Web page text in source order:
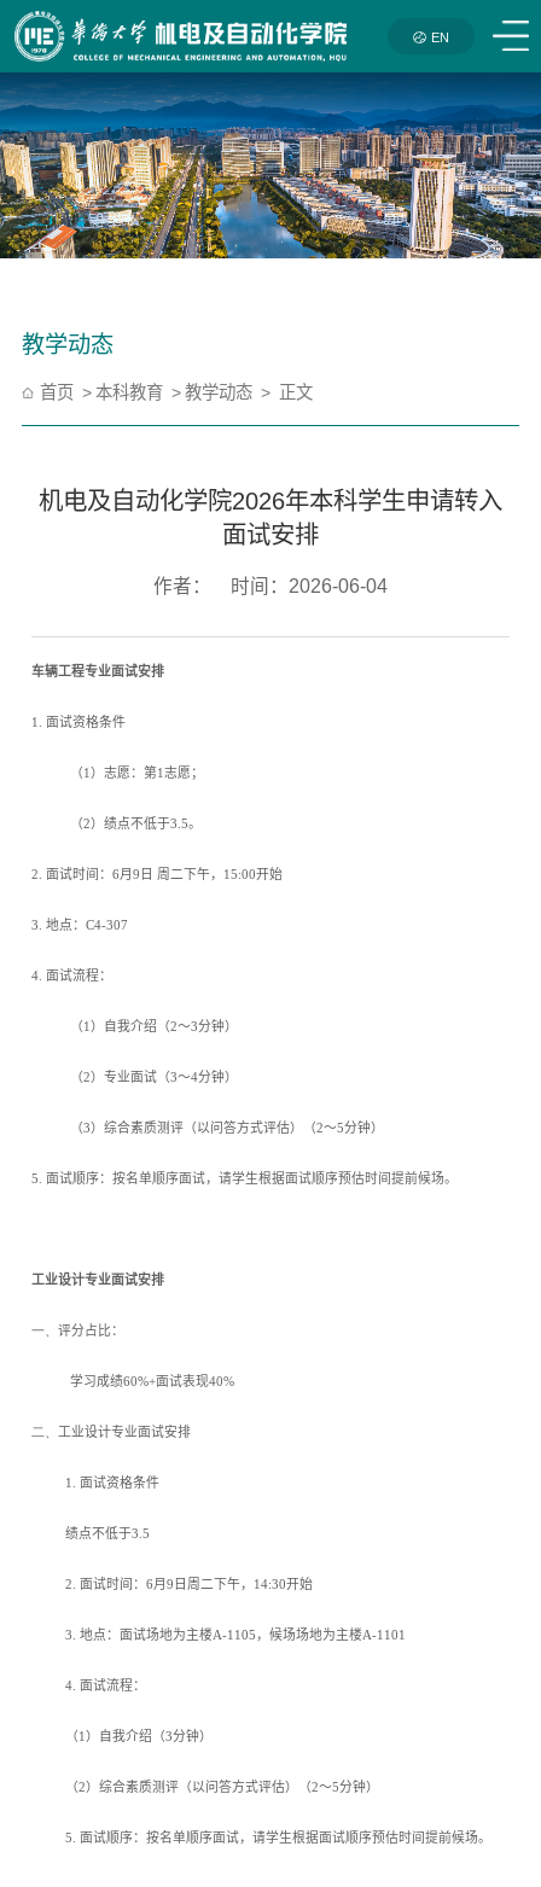
EN
教学动态
首页 本科教育 教学动态 正文
机电及自动化学院2026年本科学生申请转入
面试安排
作者： 时间：2026-06-04
车辆工程专业面试安排
1.面试资格条件
（1）志愿：第1志愿；
（2）绩点不低于3.5。
2.面试时间：6月9 日 周二下午， 15:00开始
3.地点：C4-307
4.面试流程：
（1）自我介绍（2～3分钟）
（2）专业面试（3～4分钟）
（3）综合素质测评（以问答方式评估）（2～5分钟）
5.面试顺序：按名单顺序面试，请学生根据面试顺序预估时间提前候场。
工业设计专业面试安排
一、评分占比：
学习成绩60%+面试表现40%
二、 工业设计专业面试安排
1.面试资格条件
绩点不低于3.5
2.面试时间：6月9 日周二下午， 14:30开始
3.地点：面试场地为主楼A-1105 ，候场场地为主楼A-1101
4.面试流程：
（1）自我介绍（3分钟）
（2）综合素质测评（以问答方式评估）（2～5分钟）
5.面试顺序：按名单顺序面试，请学生根据面试顺序预估时间提前候场。